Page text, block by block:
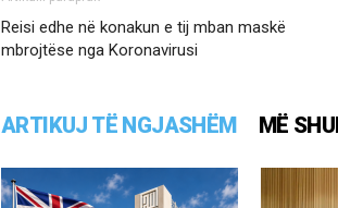
Reisi edhe në konakun e tij mban maskë
mbrojtëse nga Koronavirusi
ARTIKUJ TË NGJASHËM MË